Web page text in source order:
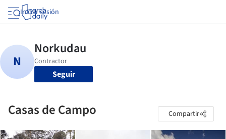
Iniciar sesión
Seguir
Casas de Campo Compartir